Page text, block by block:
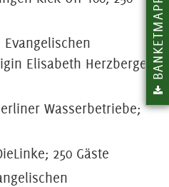
Elisabeth Herzberge;
Wasserbetriebe;
250 Gäste
BANKETMAPPE